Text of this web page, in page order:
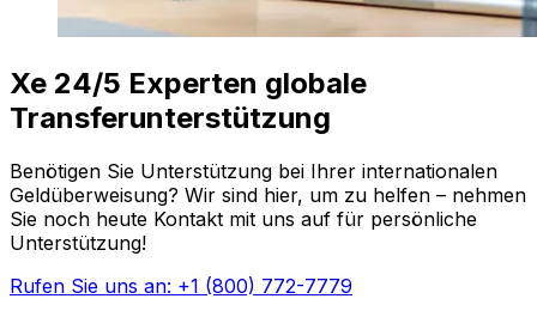
Xe 24/5 Experten globale
Transferunterstützung
Benötigen Sie Unterstützung bei Ihrer internationalen
Geldüberweisung? Wir sind hier, um zu helfen – nehmen
Sie noch heute Kontakt mit uns auf für persönliche
Unterstützung!
Rufen Sie uns an: +1 (800) 772-7779